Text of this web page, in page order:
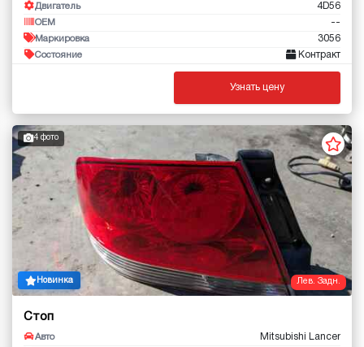
Двигатель 4D56
OEM --
Маркировка 3056
Состояние Контракт
Узнать цену
Лев. Задн.
4 фото
Новинка
Стоп
Авто Mitsubishi Lancer